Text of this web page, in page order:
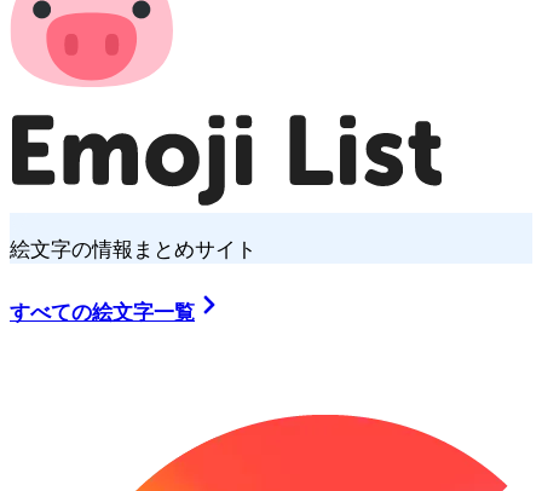
絵文字の情報まとめサイト
すべての絵文字一覧